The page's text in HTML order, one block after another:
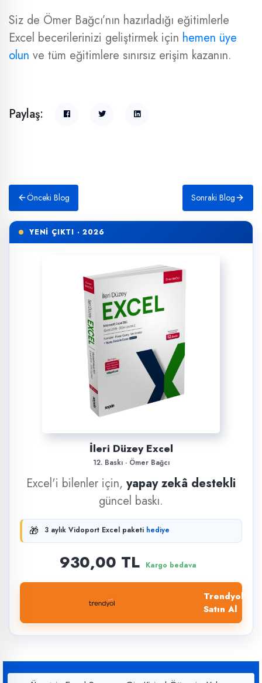
Siz de Ömer Bağcı’nın hazırladığı eğitimlerle
Excel becerilerinizi geliştirmek için hemen üye
olun ve tüm eğitimlere sınırsız erişim kazanın.
Paylaş:
Önceki Blog Sonraki Blog
YENİ ÇIKTI · 2026
İleri Düzey Excel
12. Baskı · Ömer Bağcı
Excel'i bilenler için, yapay zekâ destekli
güncel baskı.
🎁 3 aylık Vidoport Excel paketi hediye
930,00 TL Kargo bedava
Trendyol'dan
Satın Al